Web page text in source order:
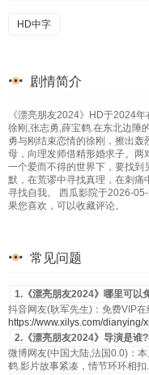
HD中字
剧情简介
《漂亮朋友2024》HD于2024
徐刚,张志勇,薛宝鹤.在东北边
勇与刚结束恋情的徐刚，擦出
母，向理发师借精形婚求子。两
一个爱而不得的世界下，要找到
默，在荒谬中寻找真理，在刺痛
寻找自我。 西瓜影院于2026-
果您喜欢，可以收藏评论。
常见问题
1.《漂亮朋友2024》哪里可以
抖音网友(耿军先生)：免费VIP在
https://www.xilys.com/dianying/
2.《漂亮朋友2024》导演是谁
微博网友(中国大陆,法国0.0)：
鹤.影片故事紧凑，情节环环相扣.